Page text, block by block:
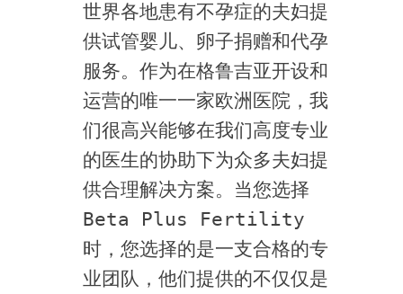
世界各地患有不孕症的夫妇提
供试管婴儿、卵子捐赠和代孕
服务。作为在格鲁吉亚开设和
运营的唯一一家欧洲医院，我
们很高兴能够在我们高度专业
的医生的协助下为众多夫妇提
供合理解决方案。当您选择
Beta Plus Fertility
时，您选择的是一支合格的专
业团队，他们提供的不仅仅是